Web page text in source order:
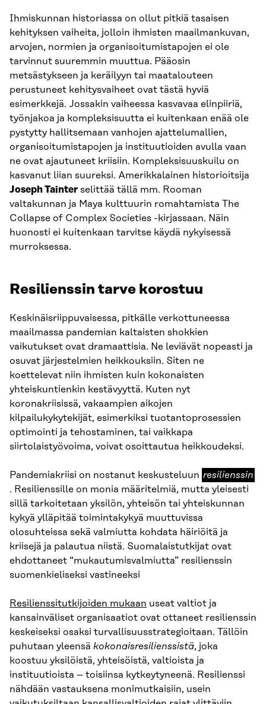
Ihmiskunnan historiassa on ollut pitkiä tasaisen
kehityksen vaiheita, jolloin ihmisten maailmankuvan,
arvojen, normien ja organisoitumistapojen ei ole
tarvinnut suuremmin muuttua. Pääosin
metsästykseen ja keräilyyn tai maatalouteen
perustuneet kehitysvaiheet ovat tästä hyviä
esimerkkejä. Jossakin vaiheessa kasvavaa elinpiiriä,
työnjakoa ja kompleksisuutta ei kuitenkaan enää ole
pystytty hallitsemaan vanhojen ajattelumallien,
organisoitumistapojen ja instituutioiden avulla vaan
ne ovat ajautuneet kriisiin. Kompleksisuuskuilu on
kasvanut liian suureksi. Amerikkalainen historioitsija
Joseph Tainter selittää tällä mm. Rooman
valtakunnan ja Maya kulttuurin romahtamista The
Collapse of Complex Societies -kirjassaan. Näin
huonosti ei kuitenkaan tarvitse käydä nykyisessä
murroksessa.
Resilienssin tarve korostuu
Keskinäisriippuvaisessa, pitkälle verkottuneessa
maailmassa pandemian kaltaisten shokkien
vaikutukset ovat dramaattisia. Ne leviävät nopeasti ja
osuvat järjestelmien heikkouksiin. Siten ne
koettelevat niin ihmisten kuin kokonaisten
yhteiskuntienkin kestävyyttä. Kuten nyt
koronakriisissä, vakaampien aikojen
kilpailukykytekijät, esimerkiksi tuotantoprosessien
optimointi ja tehostaminen, tai vaikkapa
siirtolaistyövoima, voivat osoittautua heikkoudeksi.
Pandemiakriisi on nostanut keskusteluun resilienssin
resilienssin
. Resilienssille on monia määritelmiä, mutta yleisesti
sillä tarkoitetaan yksilön, yhteisön tai yhteiskunnan
kykyä ylläpitää toimintakykyä muuttuvissa
olosuhteissa sekä valmiutta kohdata häiriöitä ja
kriisejä ja palautua niistä. Suomalaistutkijat ovat
ehdottaneet “mukautumisvalmiutta” resilienssin
suomenkieliseksi vastineeksi
Resilienssitutkijoiden mukaan useat valtiot ja
kansainväliset organisaatiot ovat ottaneet resilienssin
keskeiseksi osaksi turvallisuusstrategioitaan. Tällöin
puhutaan yleensä kokonaisresilienssistä, joka
koostuu yksilöistä, yhteisöistä, valtioista ja
instituutioista – toisiinsa kytkeytyneenä. Resilienssi
nähdään vastauksena monimutkaisiin, usein